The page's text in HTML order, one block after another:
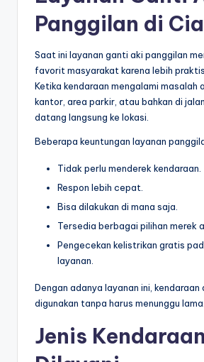
Panggilan di
Saat ini layanan ganti aki panggilan
favorit masyarakat karena lebih
Ketika kendaraan mengalami masalah
kantor, area parkir, atau bahkan di
datang langsung ke lokasi.
Beberapa keuntungan layanan
Tidak perlu menderek kendaraan.
Respon lebih cepat.
Bisa dilakukan di mana saja.
Tersedia berbagai pilihan merek
Pengecekan kelistrikan gratis
layanan.
Dengan adanya layanan ini,
digunakan tanpa harus menunggu lama.
Jenis